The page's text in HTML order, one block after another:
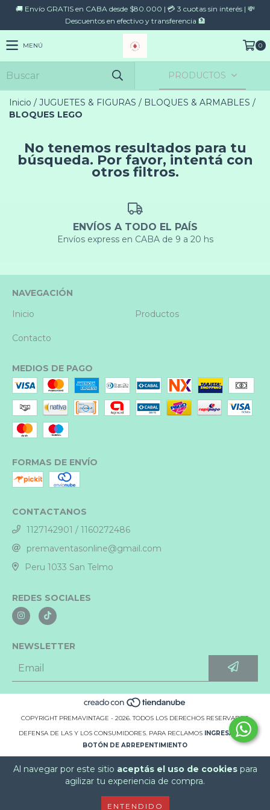
Al navegar por este sitio aceptás el uso de cookiespara
agilizar tu experiencia de compra.
ENTENDIDO
🚚 Envío GRATIS en CABA desde $80.000 | 💳 3 cuotas sin interés | 💸
Descuentos en efectivo y transferencia 🏦
MENÚ 0
PRODUCTOS
Inicio / JUGUETES & FIGURAS / BLOQUES & ARMABLES /
BLOQUES LEGO
No tenemos resultados para tu
búsqueda. Por favor, intentá con
otros filtros.
ENVÍOS A TODO EL PAÍS
Envíos express en CABA de 9 a 20 hs
NAVEGACIÓN
Inicio
Productos
Contacto
MEDIOS DE PAGO
FORMAS DE ENVÍO
CONTACTANOS
1127142901 / 1160272486
premaventasonline@gmail.com
Peru 1033 San Telmo
REDES SOCIALES
NEWSLETTER
COPYRIGHT PREMAVINTAGE - 2026. TODOS LOS DERECHOS RESERVADOS.
DEFENSA DE LAS Y LOS CONSUMIDORES. PARA RECLAMOS
INGRESÁ ACÁ.
BOTÓN DE ARREPENTIMIENTO